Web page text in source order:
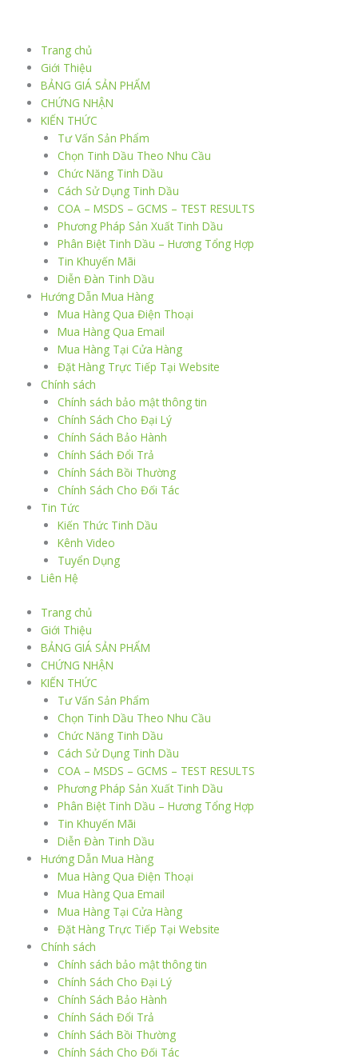
Trang chủ
Giới Thiệu
BẢNG GIÁ SẢN PHẨM
CHỨNG NHẬN
KIẾN THỨC
Tư Vấn Sản Phẩm
Chọn Tinh Dầu Theo Nhu Cầu
Chức Năng Tinh Dầu
Cách Sử Dụng Tinh Dầu
COA – MSDS – GCMS – TEST RESULTS
Phương Pháp Sản Xuất Tinh Dầu
Phân Biệt Tinh Dầu – Hương Tổng Hợp
Tin Khuyến Mãi
Diễn Đàn Tinh Dầu
Hướng Dẫn Mua Hàng
Mua Hàng Qua Điện Thoại
Mua Hàng Qua Email
Mua Hàng Tại Cửa Hàng
Đặt Hàng Trực Tiếp Tại Website
Chính sách
Chính sách bảo mật thông tin
Chính Sách Cho Đại Lý
Chính Sách Bảo Hành
Chính Sách Đổi Trả
Chính Sách Bồi Thường
Chính Sách Cho Đối Tác
Tin Tức
Kiến Thức Tinh Dầu
Kênh Video
Tuyển Dụng
Liên Hệ
Trang chủ
Giới Thiệu
BẢNG GIÁ SẢN PHẨM
CHỨNG NHẬN
KIẾN THỨC
Tư Vấn Sản Phẩm
Chọn Tinh Dầu Theo Nhu Cầu
Chức Năng Tinh Dầu
Cách Sử Dụng Tinh Dầu
COA – MSDS – GCMS – TEST RESULTS
Phương Pháp Sản Xuất Tinh Dầu
Phân Biệt Tinh Dầu – Hương Tổng Hợp
Tin Khuyến Mãi
Diễn Đàn Tinh Dầu
Hướng Dẫn Mua Hàng
Mua Hàng Qua Điện Thoại
Mua Hàng Qua Email
Mua Hàng Tại Cửa Hàng
Đặt Hàng Trực Tiếp Tại Website
Chính sách
Chính sách bảo mật thông tin
Chính Sách Cho Đại Lý
Chính Sách Bảo Hành
Chính Sách Đổi Trả
Chính Sách Bồi Thường
Chính Sách Cho Đối Tác